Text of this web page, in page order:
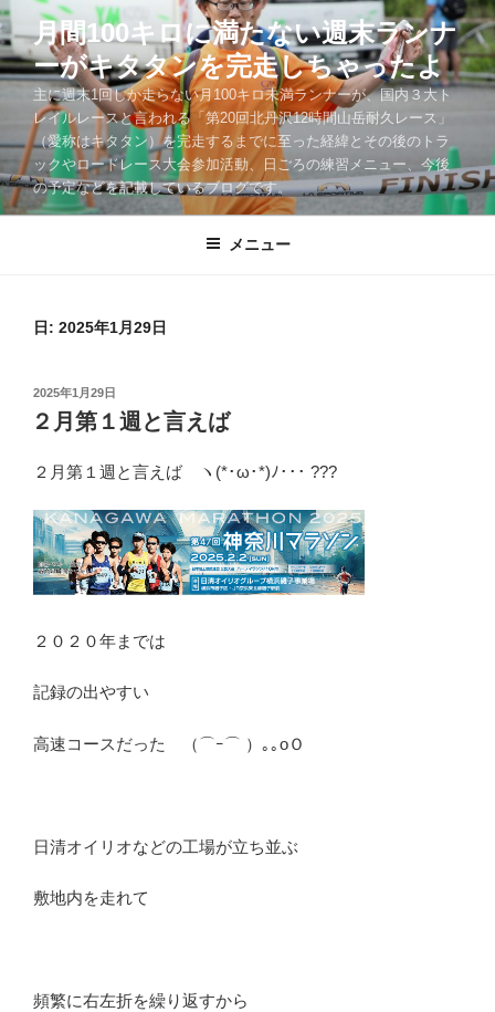
コ
ン
テ
へ
ス
キ
月間100キロに満たない週末ランナ
ーがキタタンを完走しちゃったよ
主に週末1回しか走らない月100キロ未満ランナーが、国内３大ト
レイルレースと言われる「第20回北丹沢12時間山岳耐久レース」
（愛称はキタタン）を完走するまでに至った経緯とその後のトラ
ックやロードレース大会参加活動、日ごろの練習メニュー、今後
の予定などを記載しているブログです。
メニュー
日: 2025年1月29日
投
稿
日:
2025年1月29日
２月第１週と言えば
２月第１週と言えば ヽ(*･ω･*)ﾉ･･･ ???
２０２０年までは
記録の出やすい
高速コースだった （⌒ｰ⌒ ）｡｡oＯ
日清オイリオなどの工場が立ち並ぶ
敷地内を走れて
頻繁に右左折を繰り返すから